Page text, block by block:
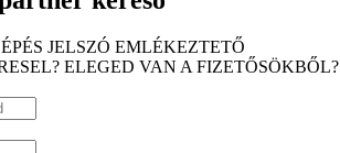
JELSZÓ EMLÉKEZTETŐ
ELEGED VAN A FIZETŐSÖKBŐL?